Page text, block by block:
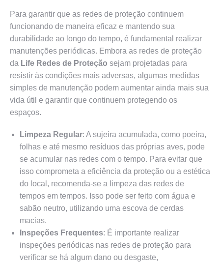
Para garantir que as redes de proteção continuem
funcionando de maneira eficaz e mantendo sua
durabilidade ao longo do tempo, é fundamental realizar
manutenções periódicas. Embora as redes de proteção
da Life Redes de Proteção sejam projetadas para
resistir às condições mais adversas, algumas medidas
simples de manutenção podem aumentar ainda mais sua
vida útil e garantir que continuem protegendo os
espaços.
Limpeza Regular: A sujeira acumulada, como poeira,
folhas e até mesmo resíduos das próprias aves, pode
se acumular nas redes com o tempo. Para evitar que
isso comprometa a eficiência da proteção ou a estética
do local, recomenda-se a limpeza das redes de
tempos em tempos. Isso pode ser feito com água e
sabão neutro, utilizando uma escova de cerdas
macias.
Inspeções Frequentes: É importante realizar
inspeções periódicas nas redes de proteção para
verificar se há algum dano ou desgaste,